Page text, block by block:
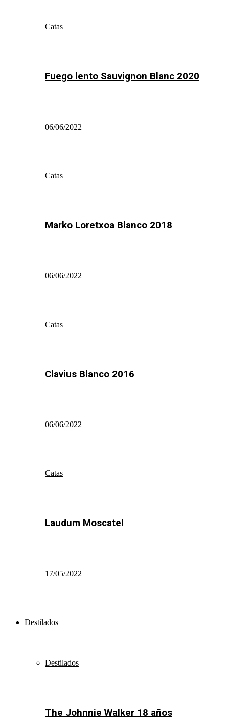
Catas
Fuego lento Sauvignon Blanc 2020
06/06/2022
Catas
Marko Loretxoa Blanco 2018
06/06/2022
Catas
Clavius Blanco 2016
06/06/2022
Catas
Laudum Moscatel
17/05/2022
Destilados
Destilados
The Johnnie Walker 18 años